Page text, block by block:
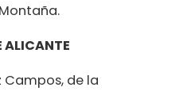
ALICANTE
Campos, de la